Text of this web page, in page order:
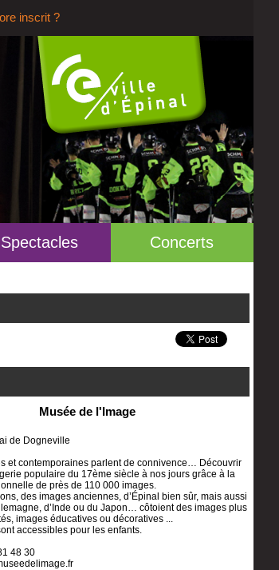
inscrit ?
Spectacles Concerts
Musée de l'Image
de Dogneville
et contemporaines parlent de connivence… Découvrir
populaire du 17ème siècle à nos jours grâce à la
de près de 110 000 images.
des images anciennes, d’Épinal bien sûr, mais aussi
d’Inde ou du Japon… côtoient des images plus
images éducatives ou décoratives ...
accessibles pour les enfants.
48 30